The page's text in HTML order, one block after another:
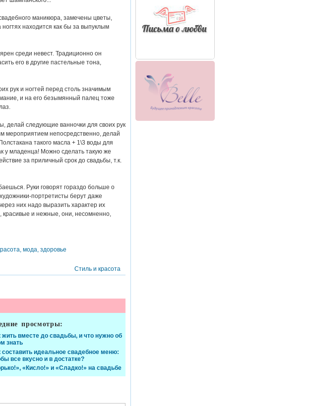
маникюра, замечены цветы,
находится как бы за выпуклым
среди невест. Традиционно он
его в другие пастельные тона,
рук и ногтей перед столь значимым
и на его безымянный палец тоже
делай следующие ванночки для своих рук
мероприятием непосредственно, делай
такого масла + 1\3 воды для
у младенца! Можно сделать такую же
за приличный срок до свадьбы, т.к.
Руки говорят гораздо больше о
портретисты берут даже
них надо выразить характер их
красивые и нежные, они, несомненно,
мода, здоровье
Стиль и красота
просмотры:
жить вместе до свадьбы, и что нужно об
знать
составить идеальное свадебное меню:
все вкусно и в достатке?
«Кисло!» и «Сладко!» на свадьбе